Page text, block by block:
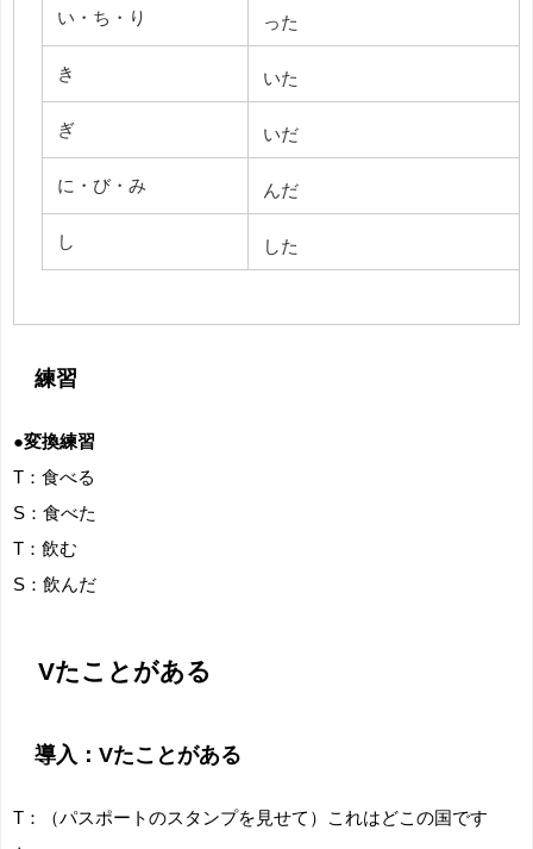
い・ち・り った
き いた
ぎ いだ
に・び・み んだ
し した
練習
●変換練習
T：食べる
S：食べた
T：飲む
S：飲んだ
Vたことがある
導入：Vたことがある
T：（パスポートのスタンプを見せて）これはどこの国です